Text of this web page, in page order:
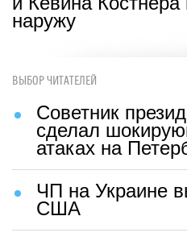
наружу
ВЫБОР ЧИТАТЕЛЕЙ
Советник
сделал
атаках на
ЧП на Украине
США